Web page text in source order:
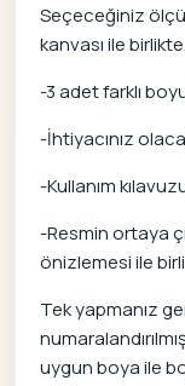
Seçeceğiniz
kanvası ile birlikte,
-3 adet farklı
-İhtiyacınız
-Kullanım
-Resmin ortaya
önizlemesi ile
Tek yapmanız
uygun boya ile